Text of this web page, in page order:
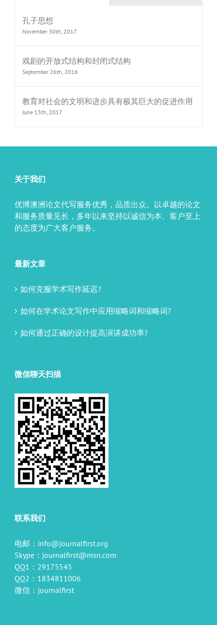
孔子思想
November 30th, 2017
戏剧的开放式结构和封闭式结构
September 26th, 2016
教育对社会的文明和进步具有极其巨大的促进作用
June 13th, 2017
关于我们
优博澳洲论文代写服务优秀，品质出众。以卓越的论文
和服务质量见长，多年以来坚持以诚信为本、客户至上
的态度为广大客户服务。
最新文章
如何克服学术写作延迟?
如何在学术论文写作中应用缩略词和缩略词?
如何通过正确的设计提高演讲成功率?
微信聊天扫描
联系我们
电邮： info@journalfirst.org
Skype： journalfirst@msn.com
QQ1：29175545
QQ2：1834811006
微信：journalfirst